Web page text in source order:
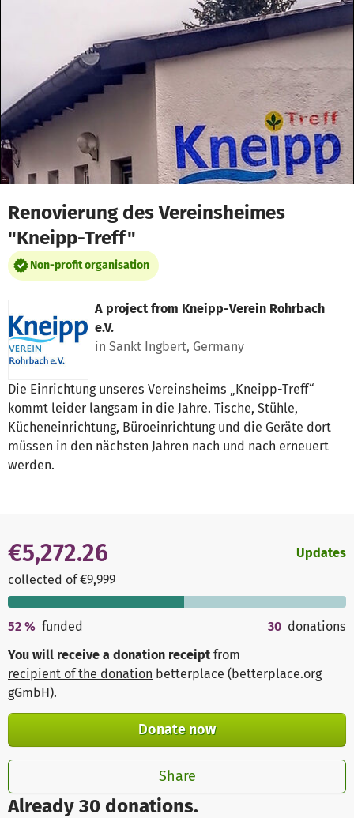
Renovierung des Vereinsheimes
"Kneipp-Treff"
Non-profit organisation
A project from Kneipp-Verein Rohrbach
e.V.
in Sankt Ingbert, Germany
Die Einrichtung unseres Vereinsheims „Kneipp-Treff“
kommt leider langsam in die Jahre. Tische, Stühle,
Kücheneinrichtung, Büroeinrichtung und die Geräte dort
müssen in den nächsten Jahren nach und nach erneuert
werden.
Already 30 donations.
€5,272.26
collected of €9,999
Updates
52 % funded 30 donations
You will receive a donation receipt from
recipient of the donation betterplace (betterplace.org
gGmbH).
Donate now
Share